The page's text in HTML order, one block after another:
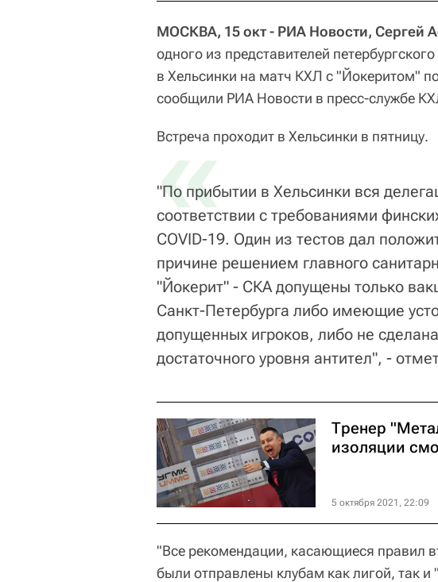
МОСКВА, 15 окт - РИА Новости, Сергей
одного из представителей
в Хельсинки на матч КХЛ с "Йокеритом"
сообщили РИА Новости в пресс-службе
Встреча проходит в Хельсинки в пятницу.
«
"По прибытии в Хельсинки вся
соответствии с требованиями
COVID-19. Один из тестов дал
причине решением главного
"Йокерит" - СКА допущены только
Санкт-Петербурга либо имеющие
допущенных игроков, либо не
достаточного уровня антител", -
Тренер
изоляции
5 октября 2021, 22:09
"Все рекомендации, касающиеся правил
были отправлены клубам как лигой, так